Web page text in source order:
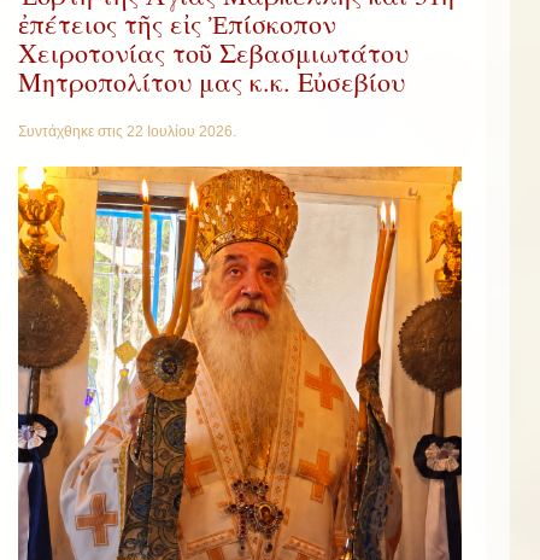
ἐπέτειος τῆς εἰς Ἐπίσκοπον
Χειροτονίας τοῦ Σεβασμιωτάτου
Μητροπολίτου μας κ.κ. Εὐσεβίου
Συντάχθηκε στις 22 Ιουλίου 2026.